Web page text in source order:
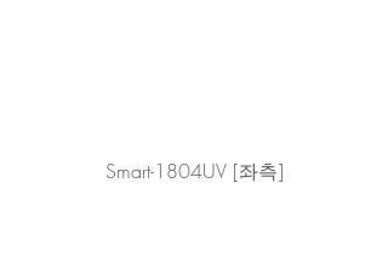
Smart-1804UV [좌측]